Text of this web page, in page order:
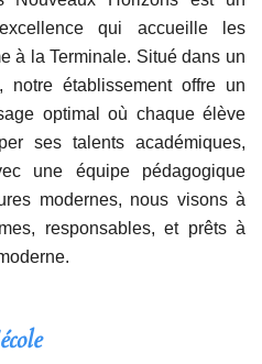
qui accueille les
à la Terminale. Situé dans un
notre établissement offre un
optimal où chaque élève
ses talents académiques,
une équipe pédagogique
modernes, nous visons à
responsables, et prêts à